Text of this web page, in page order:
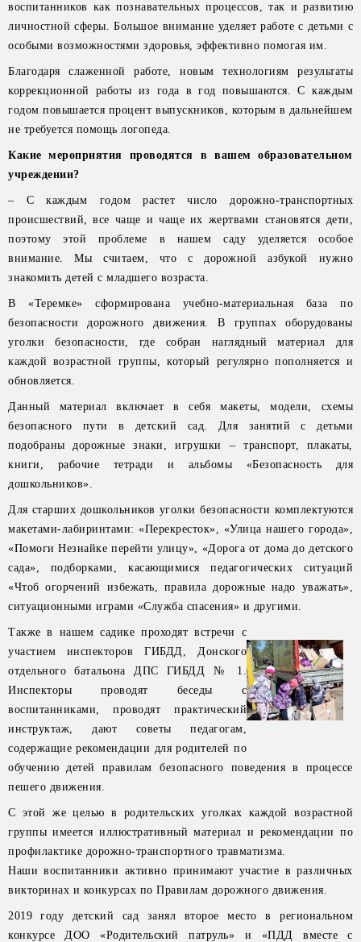
воспитанников как познавательных процессов, так и развитию
личностной сферы. Большое внимание уделяет работе с детьми с
особыми возможностями здоровья, эффективно помогая им.
Благодаря слаженной работе, новым технологиям результаты
коррекционной работы из года в год повышаются. С каждым
годом повышается процент выпускников, которым в дальнейшем
не требуется помощь логопеда.
Какие мероприятия проводятся в вашем образовательном
учреждении?
– С каждым годом растет число дорожно-транспортных
происшествий, все чаще и чаще их жертвами становятся дети,
поэтому этой проблеме в нашем саду уделяется особое
внимание. Мы считаем, что с дорожной азбукой нужно
знакомить детей с младшего возраста.
В «Теремке» сформирована учебно-материальная база по
безопасности дорожного движения. В группах оборудованы
уголки безопасности, где собран наглядный материал для
каждой возрастной группы, который регулярно пополняется и
обновляется.
Данный материал включает в себя макеты, модели, схемы
безопасного пути в детский сад. Для занятий с детьми
подобраны дорожные знаки, игрушки – транспорт, плакаты,
книги, рабочие тетради и альбомы «Безопасность для
дошкольников».
Для старших дошкольников уголки безопасности комплектуются
макетами-лабиринтами: «Перекресток», «Улица нашего города»,
«Помоги Незнайке перейти улицу», «Дорога от дома до детского
сада», подборками, касающимися педагогических ситуаций
«Чтоб огорчений избежать, правила дорожные надо уважать»,
ситуационными играми «Служба спасения» и другими.
Также в нашем садике проходят встречи с
участием инспекторов ГИБДД, Донского
отдельного батальона ДПС ГИБДД № 1.
Инспекторы проводят беседы с
воспитанниками, проводят практический
инструктаж, дают советы педагогам,
содержащие рекомендации для родителей по
обучению детей правилам безопасного поведения в процессе
пешего движения.
С этой же целью в родительских уголках каждой возрастной
группы имеется иллюстративный материал и рекомендации по
профилактике дорожно-транспортного травматизма.
Наши воспитанники активно принимают участие в различных
викторинах и конкурсах по Правилам дорожного движения.
2019 году детский сад занял второе место в региональном
конкурсе ДОО «Родительский патруль» и «ПДД вместе с